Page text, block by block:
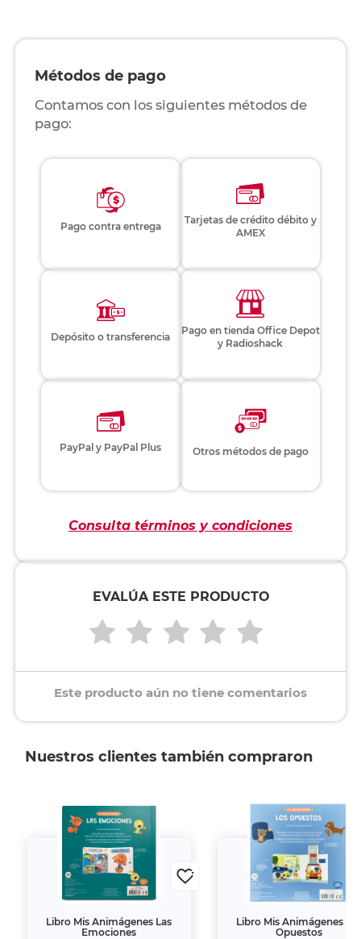
Métodos de pago
Contamos con los siguientes métodos de
pago:
Pago contra entrega
Tarjetas de crédito débito y
AMEX
Depósito o transferencia
Pago en tienda Office Depot
y Radioshack
PayPal y PayPal Plus Otros métodos de pago
Consulta términos y condiciones
EVALÚA ESTE PRODUCTO
Este producto aún no tiene comentarios
Nuestros clientes también compraron
Libro Mis Animágenes Las
Emociones
Libro Mis Animágenes
Opuestos